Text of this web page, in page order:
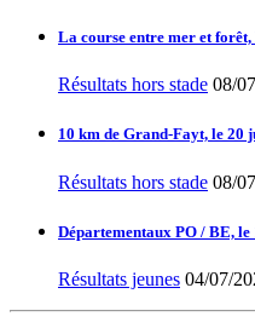
La course entre mer et
Résultats hors stade 08/
10 km de Grand-Fayt, le 20
Résultats hors stade 08/
Départementaux PO / BE,
Résultats jeunes 04/07/